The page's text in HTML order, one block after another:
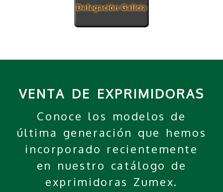
VENTA DE EXPRIMIDORAS
Conoce los modelos de
última generación que hemos
incorporado recientemente
en nuestro catálogo de
exprimidoras Zumex.